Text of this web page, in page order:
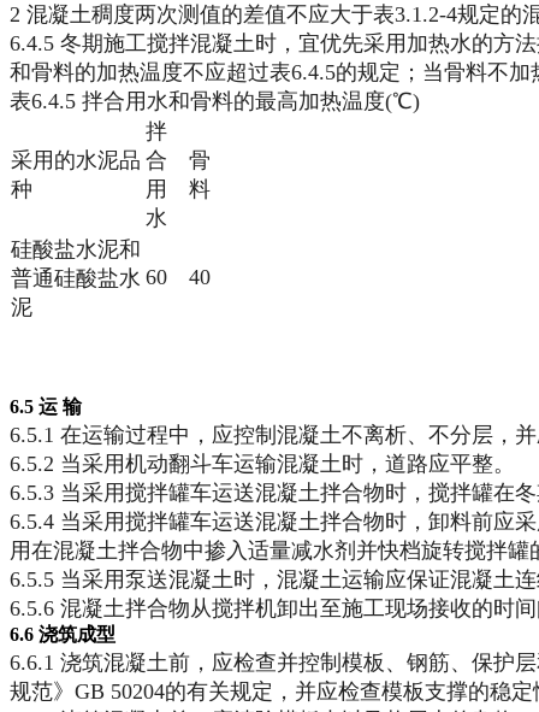
2 混凝土稠度两次测值的差值不应大于表3.1.2-4规定的
6.4.5 冬期施工搅拌混凝土时，宜优先采用加热水的方
和骨料的加热温度不应超过表6.4.5的规定；当骨料不
表6.4.5 拌合用水和骨料的最高加热温度(℃)
采用的水泥品
种
拌
合
用
水
骨
料
硅酸盐水泥和
普通硅酸盐水
泥
60 40
6.5 运 输
6.5.1 在运输过程中，应控制混凝土不离析、不分层，
6.5.2 当采用机动翻斗车运输混凝土时，道路应平整。
6.5.3 当采用搅拌罐车运送混凝土拌合物时，搅拌罐在
6.5.4 当采用搅拌罐车运送混凝土拌合物时，卸料前应
用在混凝土拌合物中掺入适量减水剂并快档旋转搅拌
6.5.5 当采用泵送混凝土时，混凝土运输应保证混凝土
6.5.6 混凝土拌合物从搅拌机卸出至施工现场接收的时
6.6 浇筑成型
6.6.1 浇筑混凝土前，应检查并控制模板、钢筋、保护
规范》GB 50204的有关规定，并应检查模板支撑的稳